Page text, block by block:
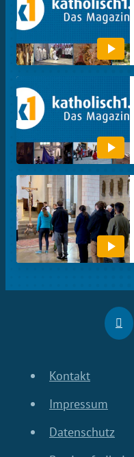
Kontakt
Impressum
Datenschutz